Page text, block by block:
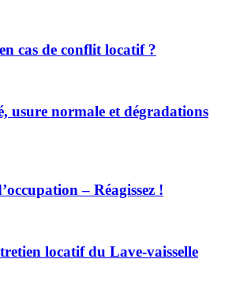
cas de conflit locatif ?
usure normale et dégradations
– Réagissez !
locatif du Lave-vaisselle